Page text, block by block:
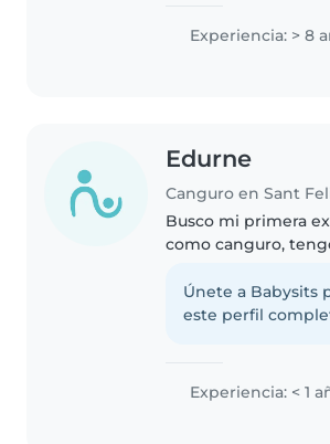
una amplia
cuidado y
Experiencia: > 8
Edurne
Busco mi primera
como canguro,
las cuales he
que me han pedido
Únete a Babysits
este perfil
Experiencia: < 1